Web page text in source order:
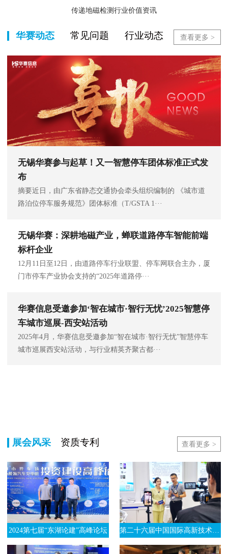
传递地磁检测行业价值资讯
华赛动态 常见问题 行业动态 查看更多 >
无锡华赛参与起草！又一智慧停车团体标准正式发
布
摘要近日，由广东省静态交通协会牵头组织编制的 《城市道
路泊位停车服务规范》团体标准（T/GSTA 1···
无锡华赛：深耕地磁产业，蝉联道路停车智能前端
标杆企业
12月11日至12日，由道路停车行业联盟、停车网联合主办，厦
门市停车产业协会支持的“2025年道路停···
华赛信息受邀参加‘智在城市·智行无忧’2025智慧停
车城市巡展-西安站活动
2025年4月，华赛信息受邀参加“智在城市·智行无忧”智慧停车
城市巡展西安站活动，与行业精英齐聚古都···
展会风采 资质专利 查看更多 >
2024第七届“东湖论建”高峰论坛 第二十六届中国国际高新技术成果交易会